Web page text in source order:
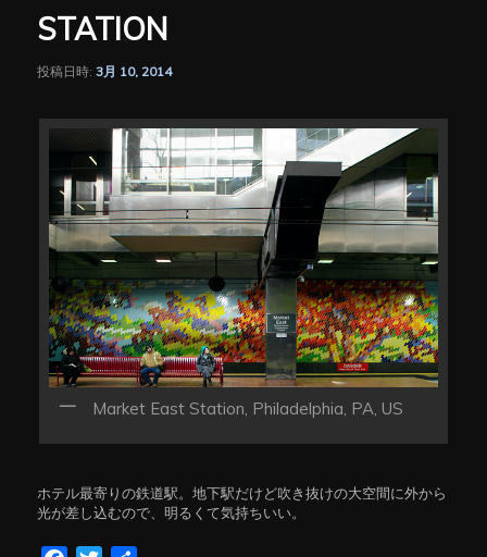
ビ
ゲ
シ
ン
STATION
投稿日時:3月 10, 2014
Market East Station, Philadelphia, PA, US
ホテル最寄りの鉄道駅。地下駅だけど吹き抜けの大空間に外から
光が差し込むので、明るくて気持ちいい。